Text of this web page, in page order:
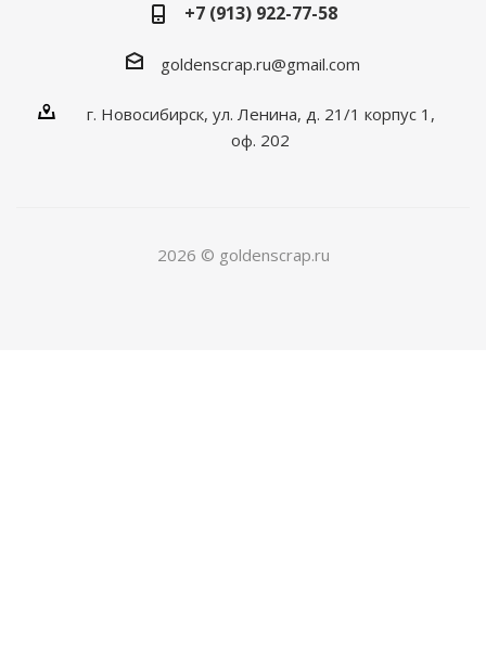
+7 (913) 922-77-58
goldenscrap.ru@gmail.com
г. Новосибирск, ул. Ленина, д. 21/1 корпус 1,
оф. 202
2026 © goldenscrap.ru